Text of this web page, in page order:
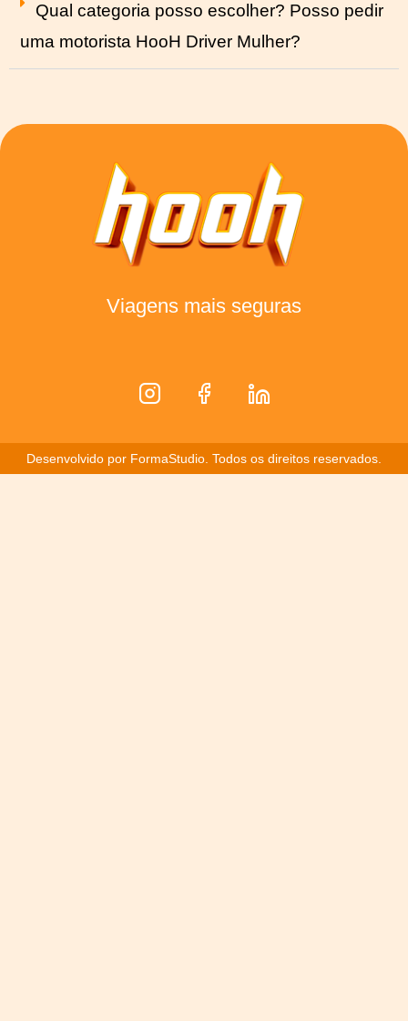
Qual categoria posso escolher? Posso pedir
uma motorista HooH Driver Mulher?
Viagens mais seguras
Desenvolvido por FormaStudio . Todos os direitos reservados.